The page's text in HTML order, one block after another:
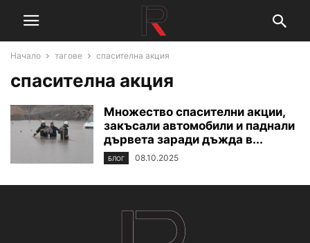
Начало тагове спасителна акция
спасителна акция
Множество спасителни акции,
закъсали автомобили и паднали
дървета заради дъжда в...
БЛОГ 08.10.2025